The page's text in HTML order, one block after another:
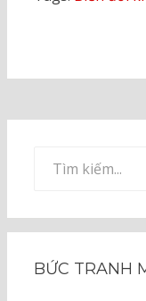
kiếm
BỨC TRANH